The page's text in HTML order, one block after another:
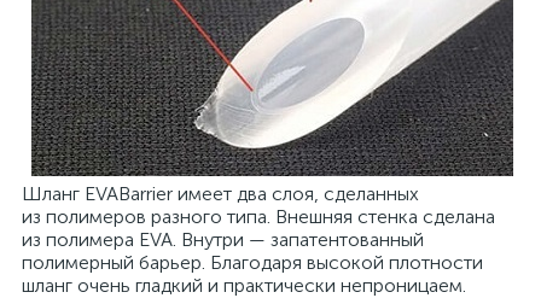
Шланг EVABarrier имеет два слоя, сделанных
из полимеров разного типа. Внешняя стенка сделана
из полимера EVA. Внутри — запатентованный
полимерный барьер. Благодаря высокой плотности
шланг очень гладкий и практически непроницаем.